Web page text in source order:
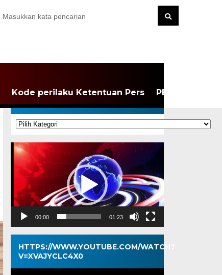
Kode perilaku Ketentuan Pers PEDOMAN
KATEGORI
Kategori
Pemutar
Video
00:00 01:23
HTTPS://WWW.YOUTUBE.COM/WATCH?
V=XVAJYCLC4X0
Pemutar